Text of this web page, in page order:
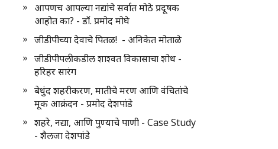
आपणच आपल्या नद्यांचे सर्वात मोठे प्रदूषक
आहोत का? - डॉ. प्रमोद मोघे
जीडीपीच्या देवाचे पितळ! - अनिकेत मोताळे
जीडीपीपलीकडील शाश्वत विकासाचा शोध -
हरिहर सारंग
बेधुंद शहरीकरण, मातीचे मरण आणि वंचितांचे
मूक आक्रंदन - प्रमोद देशपांडे
शहरे, नद्या, आणि पुण्याचे पाणी - Case Study
- शैलजा देशपांडे